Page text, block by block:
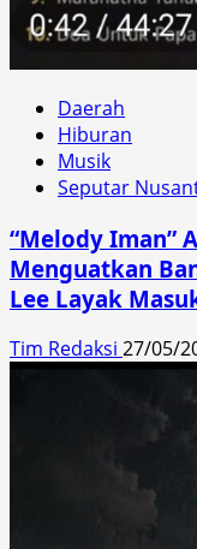
Daerah
Hiburan
Musik
Seputar
“Melody Iman”
Menguatkan
Lee Layak
Tim Redaksi 27/05/